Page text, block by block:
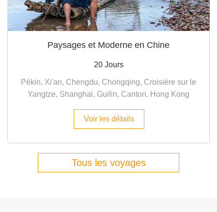
Paysages et Moderne en Chine
20 Jours
Pékin, Xi'an, Chengdu, Chongqing, Croisière sur le
Yangtze, Shanghai, Guilin, Canton, Hong Kong
Voir les détails
Tous les voyages